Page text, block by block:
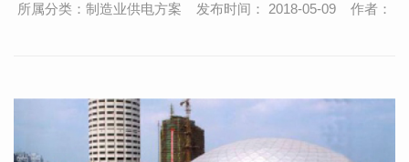
所属分类：制造业供电方案 发布时间： 2018-05-09 作者：